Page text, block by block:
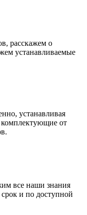
расскажем о
устанавливаемые
устанавливая
комплектующие от
все наши знания
и по доступной